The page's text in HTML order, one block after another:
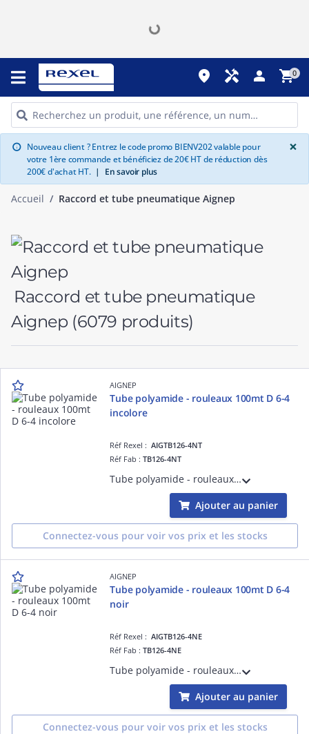
place handyman person shopping_cart0
info Nouveau client ? Entrez le code promo BIENV202 valable pour
votre 1ère commande et bénéficiez de 20€ HT de réduction dès
200€ d'achat HT. | En savoir plus
×
Accueil Raccord et tube pneumatique Aignep
Raccord et tube pneumatique
Aignep (6079 produits)
AIGNEP
Tube polyamide - rouleaux 100mt D 6-4
incolore
Réf Rexel :AIGTB126-4NT
Réf Fab :TB126-4NT
Tube polyamide - rouleaux 100mt D 6-4 incolore
Ajouter au panier
Connectez-vous pour voir vos prix et les stocks
AIGNEP
Tube polyamide - rouleaux 100mt D 6-4
noir
Réf Rexel :AIGTB126-4NE
Réf Fab :TB126-4NE
Tube polyamide - rouleaux 100mt D 6-4 noir
Ajouter au panier
Connectez-vous pour voir vos prix et les stocks